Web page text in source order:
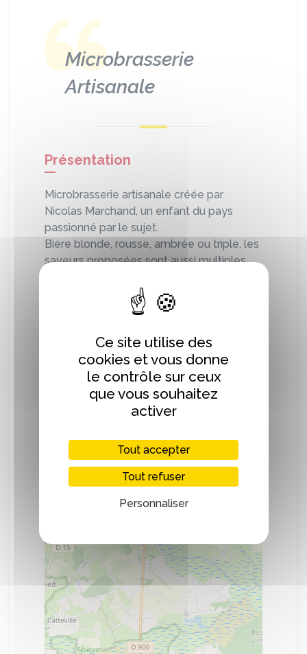
Microbrasserie
Artisanale
Présentation
Microbrasserie artisanale créée par
Nicolas Marchand, un enfant du pays
passionné par le sujet.
Bière blonde, rousse, ambrée ou triple, les
saveurs proposées sont aussi multiples.
(Ce brasseur utilise du malt normand )
Localisation
Ce site utilise des
cookies et vous donne
le contrôle sur ceux
que vous souhaitez
activer
Tout accepter
Tout refuser
Personnaliser